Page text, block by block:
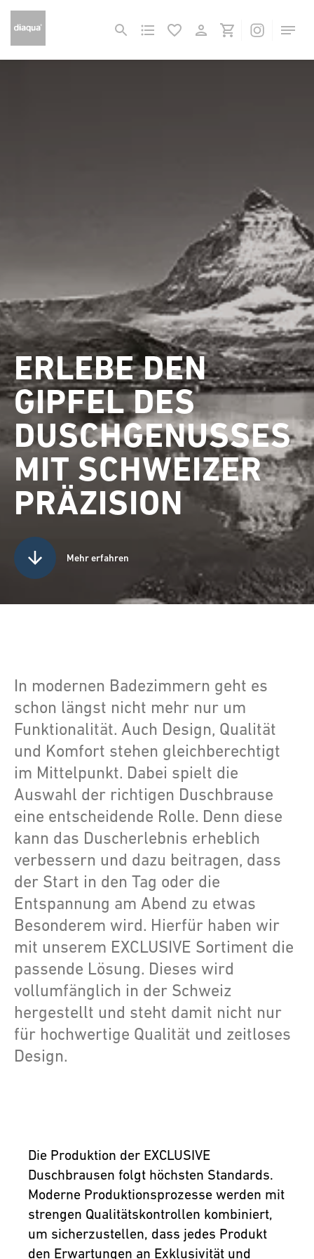
ERLEBE DEN
GIPFEL DES
DUSCHGENUSSES
MIT SCHWEIZER
PRÄZISION
Mehr erfahren
In modernen Badezimmern geht es
schon längst nicht mehr nur um
Funktionalität. Auch Design, Qualität
und Komfort stehen gleichberechtigt
im Mittelpunkt. Dabei spielt die
Auswahl der richtigen Duschbrause
eine entscheidende Rolle. Denn diese
kann das Duscherlebnis erheblich
verbessern und dazu beitragen, dass
der Start in den Tag oder die
Entspannung am Abend zu etwas
Besonderem wird. Hierfür haben wir
mit unserem EXCLUSIVE Sortiment die
passende Lösung. Dieses wird
vollumfänglich in der Schweiz
hergestellt und steht damit nicht nur
für hochwertige Qualität und zeitloses
Design.
Die Produktion der EXCLUSIVE
Duschbrausen folgt höchsten Standards.
Moderne Produktionsprozesse werden mit
strengen Qualitätskontrollen kombiniert,
um sicherzustellen, dass jedes Produkt
den Erwartungen an Exklusivität und